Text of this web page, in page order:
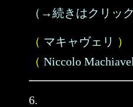
（→続きはクリック
（ マキャヴェリ ）
（ Niccolo
6.